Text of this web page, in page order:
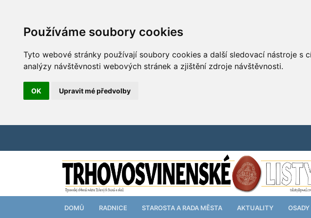
Používáme soubory cookies
Tyto webové stránky používají soubory cookies a další sledovací nástroje s
analýzy návštěvnosti webových stránek a zjištění zdroje návštěvnosti.
OK Upravit mé předvolby
DOMŮ RADNICE STAROSTA A RADA MĚSTA AKTUALITY OSADY